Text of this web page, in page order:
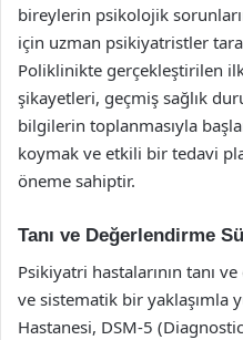
bireylerin psikolojik
için uzman psikiyatristler
Poliklinikte gerçekleştirilen
şikayetleri, geçmiş sağlık
bilgilerin toplanmasıyla
koymak ve etkili bir tedavi
öneme sahiptir.
Tanı ve Değerlendirme
Psikiyatri hastalarının tanı
ve sistematik bir yaklaşımla
Hastanesi, DSM-5